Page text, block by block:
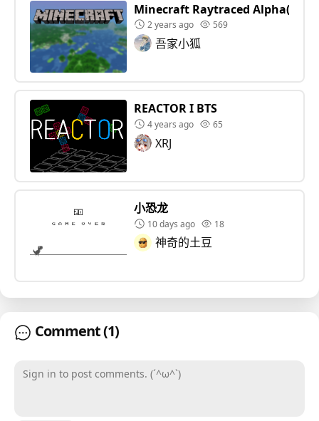
Minecraft Raytraced Alpha(转载)
2 years ago 569
吾家小狐
REACTOR I BTS
4 years ago 65
XRJ
小恐龙
10 days ago 18
神奇的土豆
Comment(1)